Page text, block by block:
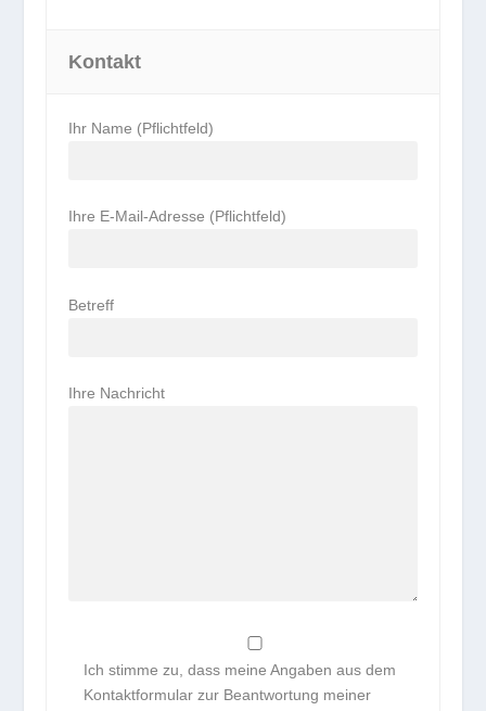
Kontakt
Ihr Name (Pflichtfeld)
Ihre E-Mail-Adresse (Pflichtfeld)
Betreff
Ihre Nachricht
Ich stimme zu, dass meine Angaben aus dem
Kontaktformular zur Beantwortung meiner